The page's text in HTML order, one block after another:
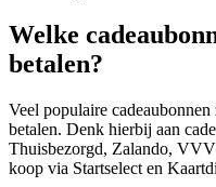
Welke
betalen?
Veel populaire
betalen. Denk hierbij aan
Thuisbezorgd, Zalando,
koop via Startselect en